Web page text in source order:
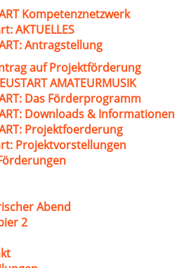
Kompetenznetzwerk
AKTUELLES
Antragstellung
auf Projektförderung
AMATEURMUSIK
Das Förderprogramm
Downloads & Informationen
Projektfoerderung
Projektvorstellungen
Abend
2